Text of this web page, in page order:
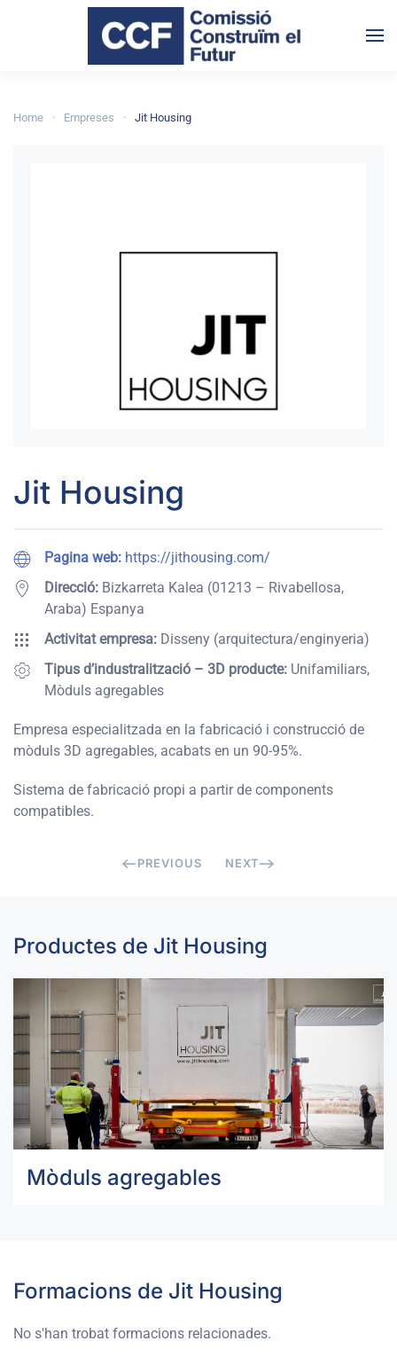
Skip to main content
Home Empreses Jit Housing
Jit Housing
Pagina web: https://jithousing.com/
Direcció: Bizkarreta Kalea (01213 – Rivabellosa,
Araba) Espanya
Activitat empresa: Disseny (arquitectura/enginyeria)
Tipus d’industralització – 3D producte: Unifamiliars,
Mòduls agregables
Empresa especialitzada en la fabricació i construcció de
mòduls 3D agregables, acabats en un 90-95%.
Sistema de fabricació propi a partir de components
compatibles.
PREVIOUS NEXT
Productes de Jit Housing
Mòduls agregables
Formacions de Jit Housing
No s'han trobat formacions relacionades.